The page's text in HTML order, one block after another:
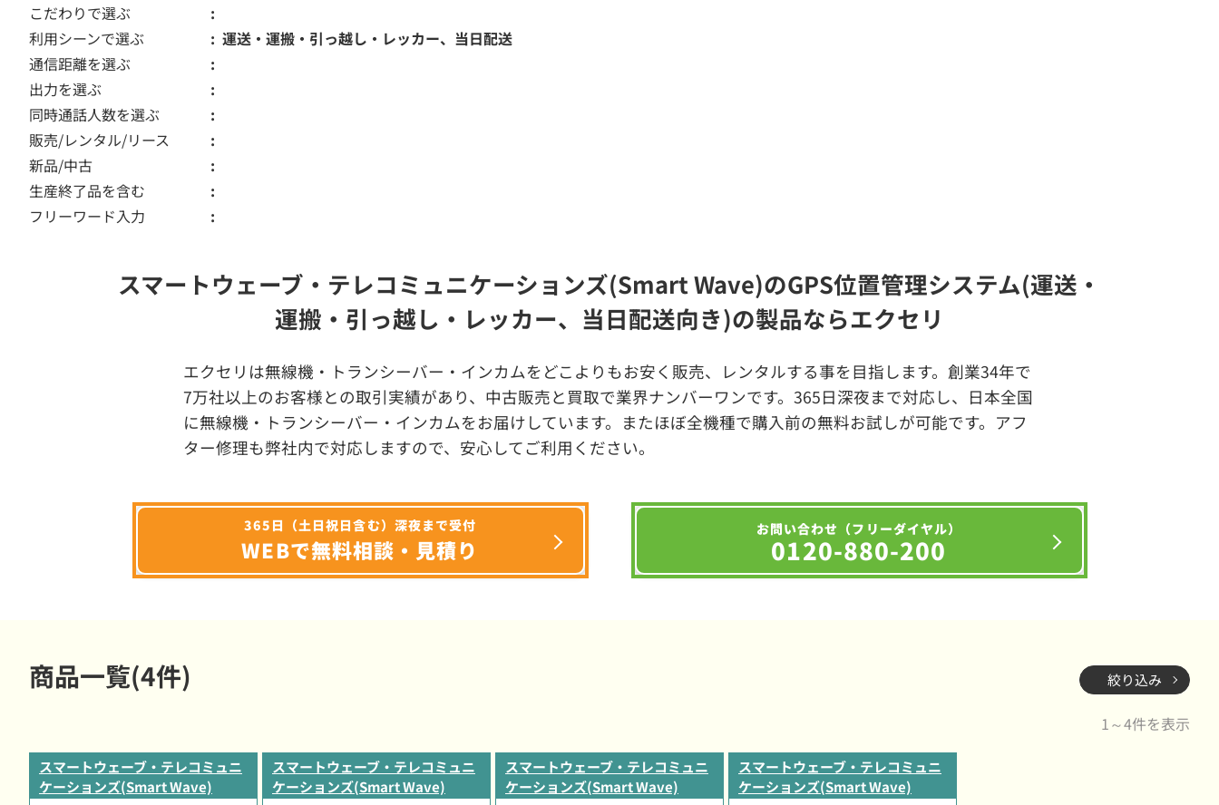
こだわりで選ぶ
利用シーンで選ぶ
運送・運搬・引っ越し・レッカー、当日配送
通信距離を選ぶ
出力を選ぶ
同時通話人数を選ぶ
販売/レンタル/リース
新品/中古
生産終了品を含む
フリーワード入力
スマートウェーブ・テレコミュニケーションズ(Smart Wave)のGPS位置管理システム(運送・
運搬・引っ越し・レッカー、当日配送向き)の製品ならエクセリ
エクセリは無線機・トランシーバー・インカムをどこよりもお安く販売、レンタルする事を目指します。創業34年で
7万社以上のお客様との取引実績があり、中古販売と買取で業界ナンバーワンです。365日深夜まで対応し、日本全国
に無線機・トランシーバー・インカムをお届けしています。またほぼ全機種で購入前の無料お試しが可能です。アフ
ター修理も弊社内で対応しますので、安心してご利用ください。
365日（土日祝日含む）深夜まで受付
WEBで無料相談・見積り
お問い合わせ（フリーダイヤル）
0120-880-200
商品一覧(4件) 絞り込み
1～4件を表示
スマートウェーブ・テレコミュニ
ケーションズ(Smart Wave)
スマートウェーブ・テレコミュニ
ケーションズ(Smart Wave)
スマートウェーブ・テレコミュニ
ケーションズ(Smart Wave)
スマートウェーブ・テレコミュニ
ケーションズ(Smart Wave)